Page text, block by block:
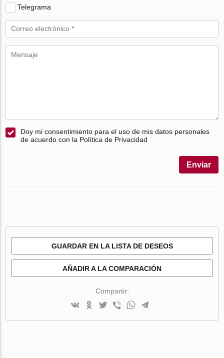
Telegrama
Doy mi consentimiento para el uso de mis datos personales
de acuerdo con la Política de Privacidad
Enviar
GUARDAR EN LA LISTA DE DESEOS
AÑADIR A LA COMPARACIÓN
Compartir: